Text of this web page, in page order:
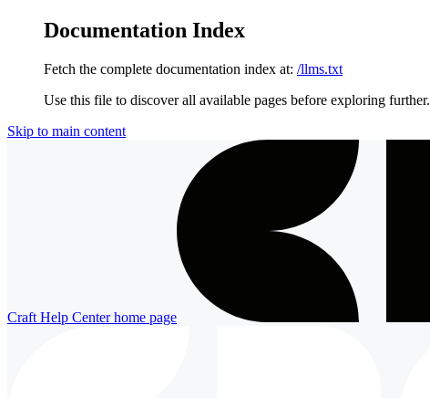
Documentation Index
Fetch the complete documentation index at: /llms.txt
Use this file to discover all available pages before exploring further.
Skip to main content
Craft Help Centerhome page